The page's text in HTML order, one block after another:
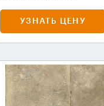
УЗНАТЬ ЦЕНУ